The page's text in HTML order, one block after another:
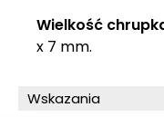
Wielkość
x 7 mm.
Wskazania